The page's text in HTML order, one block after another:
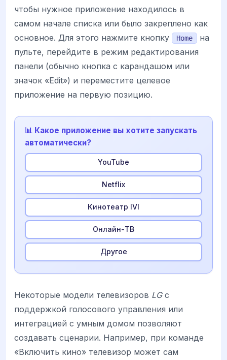
чтобы нужное приложение находилось в
самом начале списка или было закреплено как
основное. Для этого нажмите кнопку
Home
на
пульте, перейдите в режим редактирования
панели (обычно кнопка с карандашом или
значок «Edit») и переместите целевое
приложение на первую позицию.
📊 Какое приложение вы хотите запускать
автоматически?
YouTube
Netflix
Кинотеатр IVI
Онлайн-ТВ
Другое
Некоторые модели телевизоров LGс
поддержкой голосового управления или
интеграцией с умным домом позволяют
создавать сценарии. Например, при команде
«Включить кино» телевизор может сам